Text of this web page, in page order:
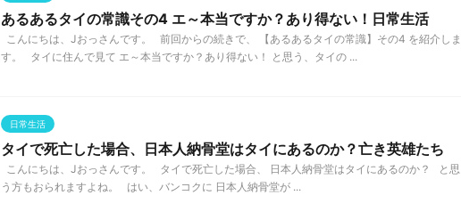
あるあるタイの常識その4 エ～本当ですか？あり得ない！日常生活
こんにちは、Jおっさんです。 前回からの続きで、 【あるあるタイの常識】その4 を紹介しま
す。 タイに住んで見て エ～本当ですか？あり得ない！ と思う、タイの ...
日常生活
タイで死亡した場合、日本人納骨堂はタイにあるのか？亡き英雄たち
こんにちは、Jおっさんです。 タイで死亡した場合、 日本人納骨堂はタイにあるのか？ と思
う方もおられますよね。 はい、バンコクに 日本人納骨堂が ...